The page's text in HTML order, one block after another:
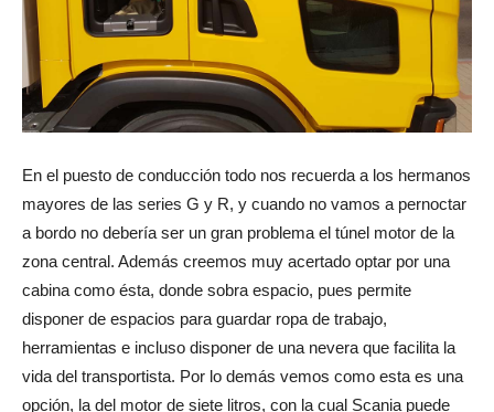
En el puesto de conducción todo nos recuerda a los hermanos
mayores de las series G y R, y cuando no vamos a pernoctar
a bordo no debería ser un gran problema el túnel motor de la
zona central. Además creemos muy acertado optar por una
cabina como ésta, donde sobra espacio, pues permite
disponer de espacios para guardar ropa de trabajo,
herramientas e incluso disponer de una nevera que facilita la
vida del transportista. Por lo demás vemos como esta es una
opción, la del motor de siete litros, con la cual Scania puede